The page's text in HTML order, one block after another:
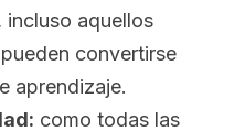
incluso aquellos
convertirse
aprendizaje.
como todas las